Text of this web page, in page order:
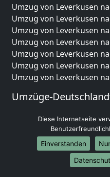
Umzug von Leverkusen
Umzug von Leverkusen
Umzug von Leverkusen
Umzug von Leverkusen
Umzug von Leverkusen
Umzug von Leverkusen
Umzug von Leverkusen
Umzüge-
Umzug von Leverkusen
Umzug von Leverkusen
Umzug von Leverkusen
Umzug von Leverkusen
Umzug von Leverkusen
Diese Internetseite
Einverstanden